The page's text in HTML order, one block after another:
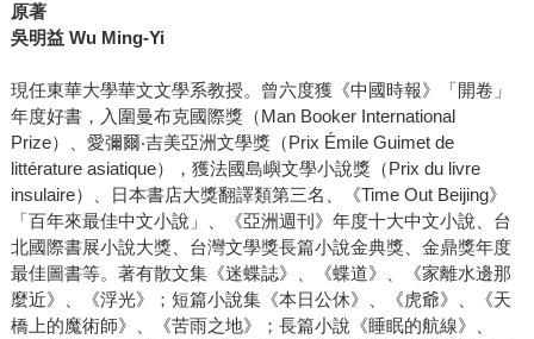
原著
吳明益 Wu Ming-Yi
現任東華大學華文文學系教授。曾六度獲《中國時報》「開卷」
年度好書，入圍曼布克國際獎（Man Booker International
Prize）、愛彌爾‧吉美亞洲文學獎（Prix Émile Guimet de
littérature asiatique），獲法國島嶼文學小說獎（Prix du livre
insulaire）、日本書店大獎翻譯類第三名、《Time Out Beijing》
「百年來最佳中文小說」、《亞洲週刊》年度十大中文小說、台
北國際書展小說大獎、台灣文學獎長篇小說金典獎、金鼎獎年度
最佳圖書等。著有散文集《迷蝶誌》、《蝶道》、《家離水邊那
麼近》、《浮光》；短篇小說集《本日公休》、《虎爺》、《天
橋上的魔術師》、《苦雨之地》；長篇小說《睡眠的航線》、